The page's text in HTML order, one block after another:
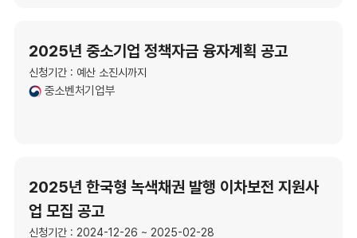
2025년 중소기업 정책자금 융자계획 공고
신청기간 : 예산 소진시까지
중소벤처기업부
2025년 한국형 녹색채권 발행 이차보전 지원사
업 모집 공고
신청기간 : 2024-12-26 ~ 2025-02-28